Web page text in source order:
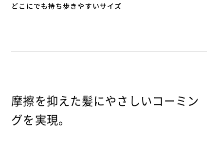
どこにでも持ち歩きやすいサイズ
摩擦を抑えた髪にやさしいコーミン
グを実現。